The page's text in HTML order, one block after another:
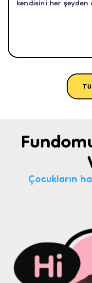
kendisini her
eser sahibi.
yaşamı ve kübizm
ettiklerinizi
Çocukların